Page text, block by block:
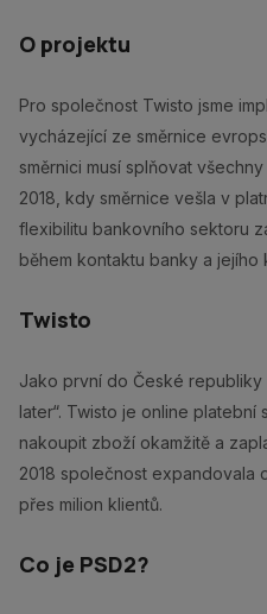
O projektu
Pro společnost Twisto jsme
vycházející ze směrnice
směrnici musí splňovat
2018, kdy směrnice vešla v
flexibilitu bankovního sektoru
během kontaktu banky a jejího
Twisto
Jako první do České
later“. Twisto je online
nakoupit zboží okamžitě a
2018 společnost expandovala
přes milion klientů.
Co je PSD2?